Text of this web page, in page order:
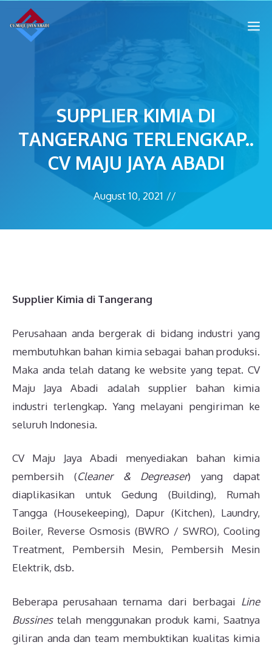
SUPPLIER KIMIA DI
TANGERANG TERLENGKAP..
CV MAJU JAYA ABADI
August 10, 2021 //
Supplier Kimia di Tangerang
Perusahaan anda bergerak di bidang industri yang
membutuhkan bahan kimia sebagai bahan produksi.
Maka anda telah datang ke website yang tepat. CV
Maju Jaya Abadi adalah supplier bahan kimia
industri terlengkap. Yang melayani pengiriman ke
seluruh Indonesia.
CV Maju Jaya Abadi menyediakan bahan kimia
pembersih (Cleaner & Degreaser) yang dapat
diaplikasikan untuk Gedung (Building), Rumah
Tangga (Housekeeping), Dapur (Kitchen), Laundry,
Boiler, Reverse Osmosis (BWRO / SWRO), Cooling
Treatment, Pembersih Mesin, Pembersih Mesin
Elektrik, dsb.
Beberapa perusahaan ternama dari berbagai Line
Bussines telah menggunakan produk kami, Saatnya
giliran anda dan team membuktikan kualitas kimia